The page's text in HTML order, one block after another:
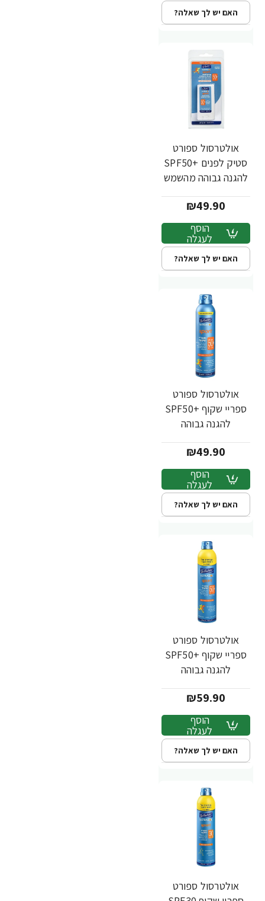
האם יש לך שאלה?
אולטרסול ספורט
סטיק לפנים +SPF50
להגנה גבוהה מהשמש
ד"ר פישר
₪49.90
הוסף
לעגלה
האם יש לך שאלה?
אולטרסול ספורט
ספריי שקוף +SPF50
להגנה גבוהה
ד"ר פישר
₪49.90
הוסף
לעגלה
האם יש לך שאלה?
אולטרסול ספורט
ספריי שקוף +SPF50
להגנה גבוהה
מ"ל - ד"ר פישר
₪59.90
הוסף
לעגלה
האם יש לך שאלה?
אולטרסול ספורט